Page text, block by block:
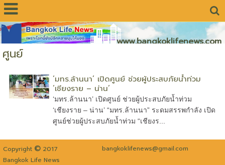
www.bangkoklifenews.com
ศูนย์
‘มทร.ล้านนา’ เปิดศูนย์ ช่วยผู้ประสบภัยน้ำท่วม
‘เชียงราย – น่าน’
‘มทร.ล้านนา’ เปิดศูนย์ ช่วยผู้ประสบภัยน้ำท่วม
‘เชียงราย – น่าน’ “มทร.ล้านนา” ระดมสรรพกำลัง เปิด
ศูนย์ช่วยผู้ประสบภัยน้ำท่วม “เชียงร...
Copyright © 2017
bangkoklifenews@gmail.com
Bangkok Life News